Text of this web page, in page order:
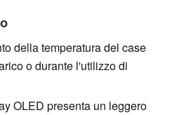
della temperatura del case
o durante l'utilizzo di
OLED presenta un leggero